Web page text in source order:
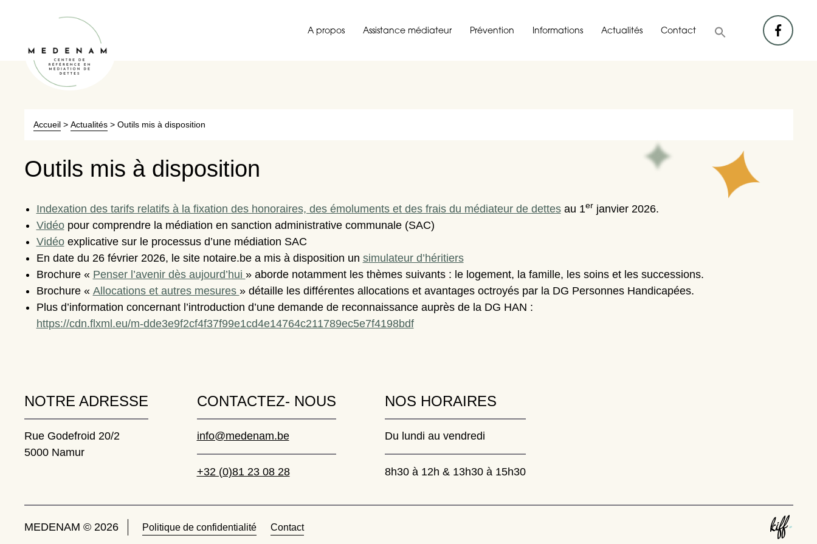
A propos Assistance médiateur Prévention Informations Actualités Contact
facebook
Accueil> Actualités> Outils mis à disposition
Outils mis à disposition
Indexation des tarifs relatifs à la fixation des honoraires, des émoluments et des frais du médiateur de dettesau 1er janvier 2026.
Vidéopour comprendre la médiation en sanction administrative communale (SAC)
Vidéoexplicative sur le processus d’une médiation SAC
En date du 26 février 2026, le site notaire.be a mis à disposition un simulateur d’héritiers
Brochure « Penser l’avenir dès aujourd’hui » aborde notamment les thèmes suivants : le logement, la famille, les soins et les successions.
Brochure « Allocations et autres mesures » détaille les différentes allocations et avantages octroyés par la DG Personnes Handicapées.
Plus d’information concernant l’introduction d’une demande de reconnaissance auprès de la DG HAN :
https://cdn.flxml.eu/m-dde3e9f2cf4f37f99e1cd4e14764c211789ec5e7f4198bdf
NOTRE ADRESSE
Rue Godefroid 20/2
5000 Namur
CONTACTEZ- NOUS
info@medenam.be
+32 (0)81 23 08 28
NOS HORAIRES
Du lundi au vendredi
8h30 à 12h & 13h30 à 15h30
MEDENAM © 2026 Politique de confidentialité Contact